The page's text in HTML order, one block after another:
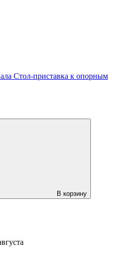
Стол-приставка к опорным
В корзину